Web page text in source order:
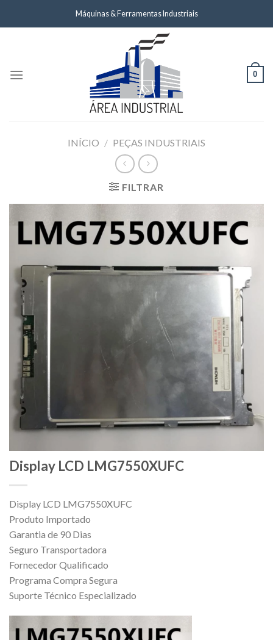
Máquinas & Ferramentas Industriais
0
INÍCIO / PEÇAS INDUSTRIAIS
FILTRAR
Display LCD LMG7550XUFC
Display LCD LMG7550XUFC
Produto Importado
Garantia de 90 Dias
Seguro Transportadora
Fornecedor Qualificado
Programa Compra Segura
Suporte Técnico Especializado